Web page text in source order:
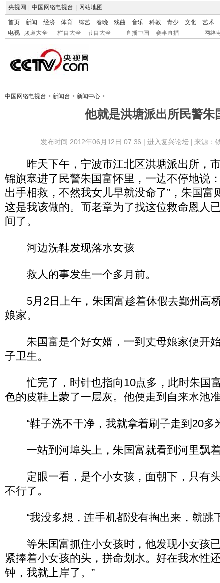
央视网 中国网络电视台 网站地图
首页 新闻 经济 体育 综艺 春晚 戏曲 音乐 科教 青少 文化
艺术
电视
频道大全 栏目大全 节目大全 直播中国 赛事直播 网络
中国网络电视台 > 新闻台 > 新闻中心 >
他就是洪塘派出所民警朱
发布时间:2012年06月12日 07:36 | 进入复兴论坛| 来源：
昨天下午，宁波市江北区洪塘派出所，
锦旗塞进了民警朱国富怀里，一边不停地说
出手相救，不然我女儿早就没命了”，朱国富
这是我该做的。而老章为了找这位救命恩人
间了。
河边洗鞋发现落水女孩
救人的事发生一个多月前。
5月2日上午，朱国富趁着休假去鄞州高
娘家。
朱国富是个好女婿，一到丈母娘家便开
子卫生。
忙完了，时针也指向10点多，此时朱国
色的皮鞋上蒙了一层灰。他便走到自来水池
“鞋子洗不干净，我就拿着刷子走到20多
一站到河埠头上，朱国富就看到河里飘
定眼一看，是个小女孩，面朝下，只有
不行了。
“我没多想，连手机都没有掏出来，就跳
等朱国富抓住小女孩时，他发现小女孩已
紧捧着小女孩的头，拼命划水。好在我水性
钟，我就上岸了。”